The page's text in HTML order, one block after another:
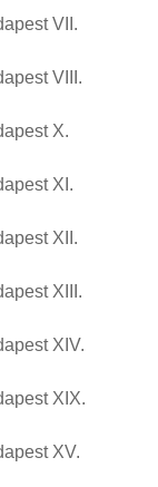
VII.
VIII.
X.
XI.
XII.
XIII.
XIV.
XIX.
XV.